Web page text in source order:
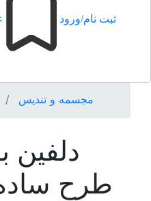
ثبت نام/ورود
مجسمه و تندیس
دلفین
طرح ساده